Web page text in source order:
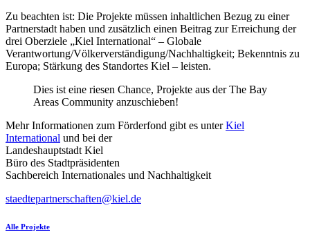
Zu beachten ist: Die Projekte müssen inhaltlichen Bezug zu einer
Partnerstadt haben und zusätzlich einen Beitrag zur Erreichung der
drei Oberziele „Kiel International“ – Globale
Verantwortung/Völkerverständigung/Nachhaltigkeit; Bekenntnis zu
Europa; Stärkung des Standortes Kiel – leisten.
Dies ist eine riesen Chance, Projekte aus der The Bay
Areas Community anzuschieben!
Mehr Informationen zum Förderfond gibt es unterKiel
International und bei der
Landeshauptstadt Kiel
Büro des Stadtpräsidenten
Sachbereich Internationales und Nachhaltigkeit
staedtepartnerschaften@kiel.de
Alle Projekte